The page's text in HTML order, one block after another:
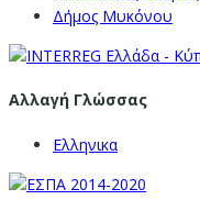
Δήμος Μυκόνου
Αλλαγή Γλώσσας
Ελληνικα